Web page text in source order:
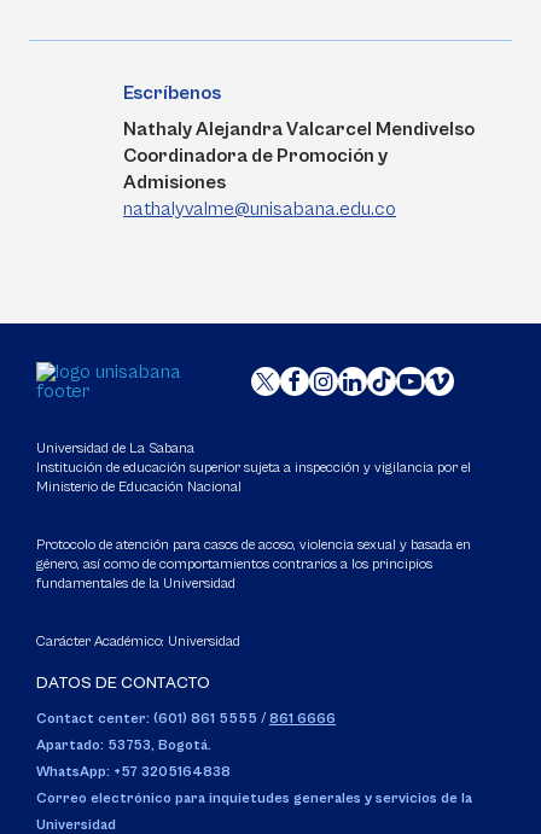
Escríbenos
Nathaly Alejandra Valcarcel Mendivelso
Coordinadora de Promoción y
Admisiones
nathalyvalme@unisabana.edu.co
Universidad de La Sabana
Institución de educación superior sujeta a inspección y vigilancia por el
Ministerio de Educación Nacional
Protocolo de atención para casos de acoso, violencia sexual y basada en
género, así como de comportamientos contrarios a los principios
fundamentales de la Universidad
Carácter Académico: Universidad
DATOS DE CONTACTO
Contact center: (601) 861 5555 / 861 6666
Apartado: 53753, Bogotá.
WhatsApp: +57 3205164838
Correo electrónico para inquietudes generales y servicios de la
Universidad